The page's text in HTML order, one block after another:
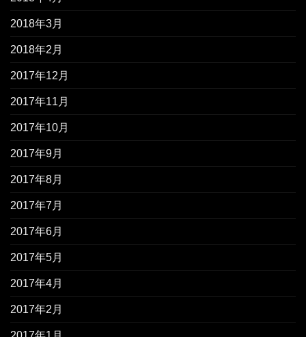
2018年3月
2018年2月
2017年12月
2017年11月
2017年10月
2017年9月
2017年8月
2017年7月
2017年6月
2017年5月
2017年4月
2017年2月